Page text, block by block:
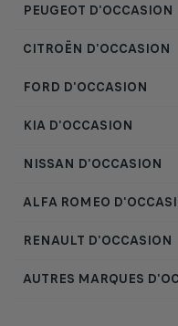
PEUGEOT D'OCCASION
CITROËN D'OCCASION
FORD D'OCCASION
KIA D'OCCASION
NISSAN D'OCCASION
ALFA ROMEO
RENAULT D'OCCASION
AUTRES MARQUES